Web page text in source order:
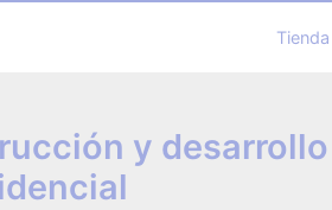
Tienda
y desarrollo